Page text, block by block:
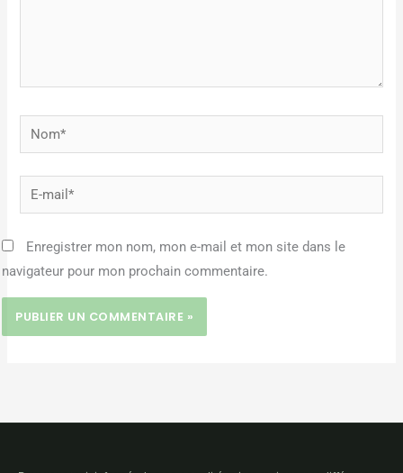
Nom*
mail*
Enregistrer mon nom, mon e-mail et mon site dans le
navigateur pour mon prochain commentaire.